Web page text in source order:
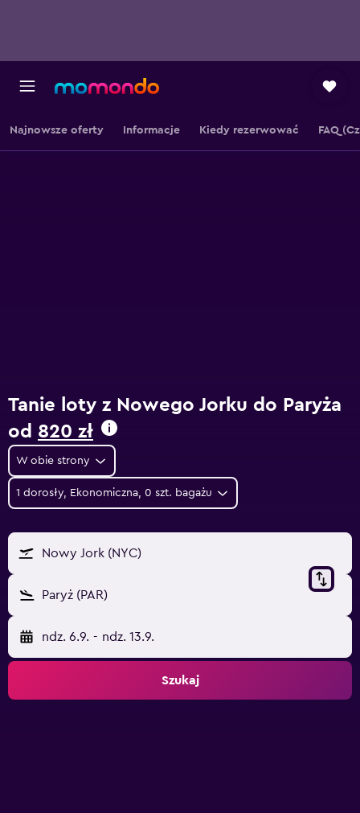
Najnowsze oferty Informacje Kiedy rezerwować FAQ
Tanie loty z Nowego Jorku do Paryża
od 820 zł
W obie strony
1 dorosły, Ekonomiczna, 0 szt. bagażu
Nowy Jork (NYC)
Paryż (PAR)
ndz. 6.9. - ndz. 13.9.
Szukaj